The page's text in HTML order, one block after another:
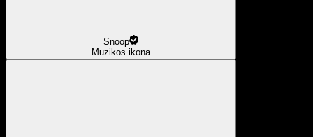
Snoop
Muzikos ikona